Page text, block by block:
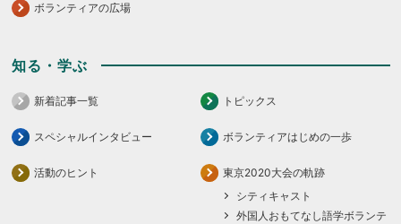
ボランティアの広場
知る・学ぶ
新着記事一覧 トピックス
スペシャルインタビュー ボランティアはじめの一歩
活動のヒント
東京2020大会の軌跡
シティキャスト
外国人おもてなし語学ボランテ